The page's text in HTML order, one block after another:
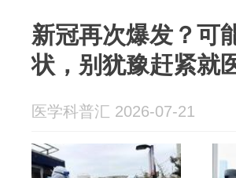
新冠再次爆发？可
状，别犹豫赶紧就
医学科普汇 2026-07-21